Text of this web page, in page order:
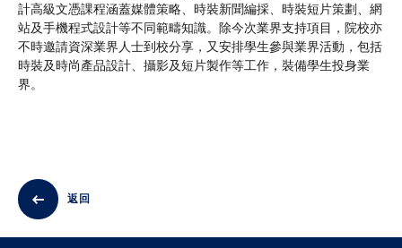
計高級文憑課程涵蓋媒體策略、時裝新聞編採、時裝短片策劃、網
站及手機程式設計等不同範疇知識。除今次業界支持項目，院校亦
不時邀請資深業界人士到校分享，又安排學生參與業界活動，包括
時裝及時尚產品設計、攝影及短片製作等工作，裝備學生投身業
界。
返回